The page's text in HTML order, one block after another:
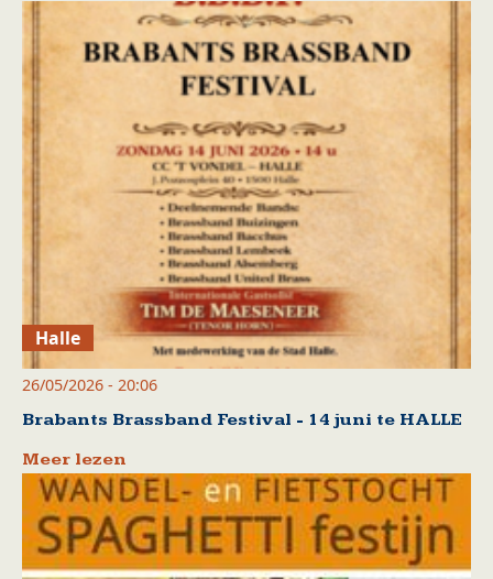
Halle
26/05/2026 - 20:06
Brabants Brassband Festival - 14 juni te HALLE
Meer lezen